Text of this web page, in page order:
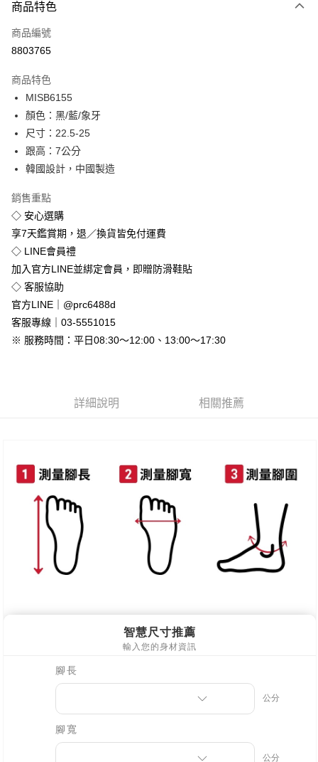
信用卡一次付款
超商取貨付款
Apple Pay
街口支付
悠遊付
Google Pay
全盈+PAY
運送方式
全家付款取貨
免運費
付款後全家取貨
免運費
7-11付款取貨
離島郵局配送
每筆NT$90，滿NT$999(含以上)免運費
【宇迅國際】限一般住址，不支援智能櫃 查看運費
商品特色
商品編號
8803765
商品特色
MISB6155
顏色：黑/藍/象牙
尺寸：22.5-25
跟高：7公分
韓國設計，中國製造
銷售重點
◇ 安心選購
享7天鑑賞期，退／換貨皆免付運費
◇ LINE會員禮
加入官方LINE並綁定會員，即贈防滑鞋貼
◇ 客服協助
官方LINE｜@prc6488d
客服專線｜03-5551015
※ 服務時間：平日08:30～12:00、13:00～17:30
詳細說明 相關推薦